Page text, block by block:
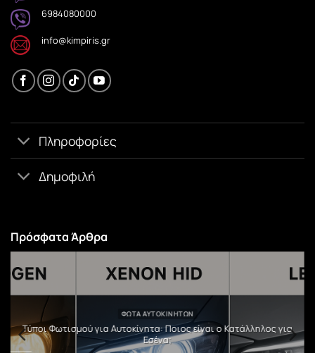
6984080000
info@kimpiris.gr
Πληροφορίες
Δημοφιλή
Πρόσφατα Άρθρα
ΦΏΤΑ ΑΥΤΟΚΙΝΉΤΩΝ
Τύποι Φωτισμού για Αυτοκίνητα: Ποιος είναι ο Κατάλληλος για
Εσένα;